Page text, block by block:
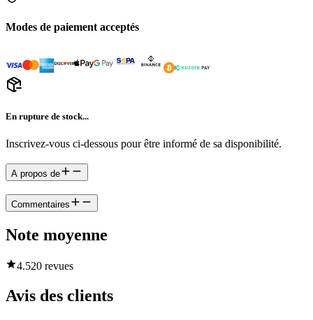
Modes de paiement acceptés
En rupture de stock...
Inscrivez-vous ci-dessous pour être informé de sa disponibilité.
A propos de
Commentaires
Note moyenne
4.520 revues
Avis des clients